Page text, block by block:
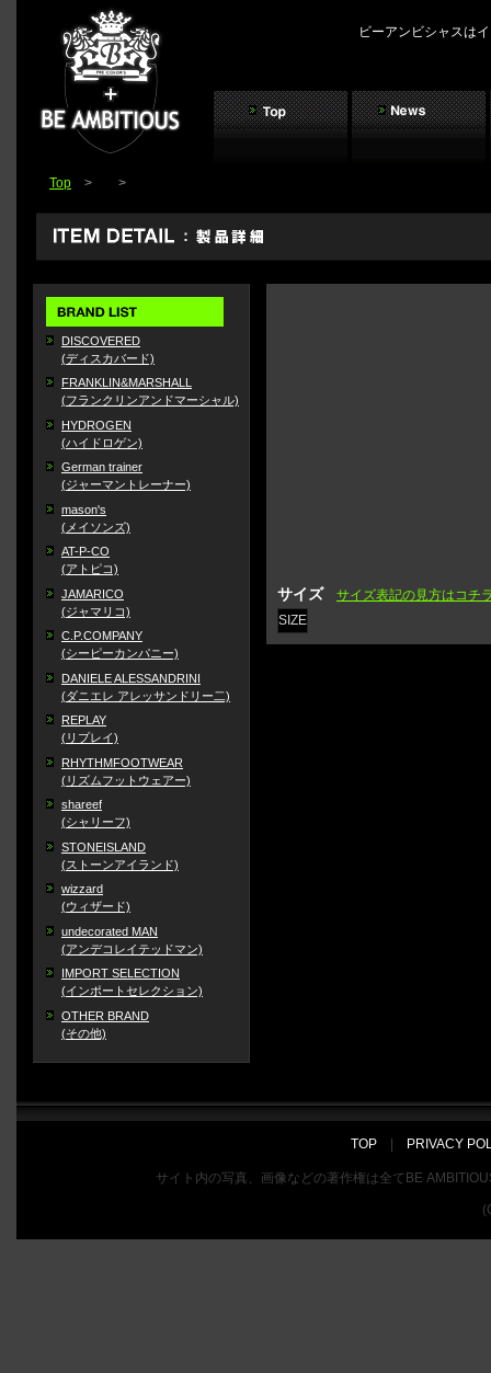
ビーアンビシャスは
Top > >
DISCOVERED
(ディスカバード)
FRANKLIN&MARSHALL
(フランクリンアンドマーシャル)
HYDROGEN
(ハイドロゲン)
German trainer
(ジャーマントレーナー)
mason's
(メイソンズ)
AT-P-CO
(アトピコ)
JAMARICO
(ジャマリコ)
C.P.COMPANY
(シーピーカンパニー)
DANIELE ALESSANDRINI
(ダニエレ アレッサンドリー二)
REPLAY
(リプレイ)
RHYTHMFOOTWEAR
(リズムフットウェアー)
shareef
(シャリーフ)
STONEISLAND
(ストーンアイランド)
wizzard
(ウィザード)
undecorated MAN
(アンデコレイテッドマン)
IMPORT SELECTION
(インポートセレクション)
OTHER BRAND
(その他)
サイズ
サイズ表記の見方はコチ
SIZE
TOP PRIVACY
サイト内の写真、画像などの著作権は全てBE